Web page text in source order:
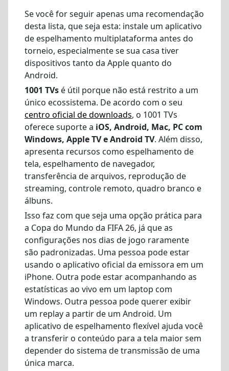
Se você for seguir apenas uma recomendação
desta lista, que seja esta: instale um aplicativo
de espelhamento multiplataforma antes do
torneio, especialmente se sua casa tiver
dispositivos tanto da Apple quanto do
Android.
1001 TVs é útil porque não está restrito a um
único ecossistema. De acordo com o seu
centro oficial de downloads, o 1001 TVs
oferece suporte a iOS, Android, Mac, PC com
Windows, Apple TV e Android TV. Além disso,
apresenta recursos como espelhamento de
tela, espelhamento de navegador,
transferência de arquivos, reprodução de
streaming, controle remoto, quadro branco e
álbuns.
Isso faz com que seja uma opção prática para
a Copa do Mundo da FIFA 26, já que as
configurações nos dias de jogo raramente
são padronizadas. Uma pessoa pode estar
usando o aplicativo oficial da emissora em um
iPhone. Outra pode estar acompanhando as
estatísticas ao vivo em um laptop com
Windows. Outra pessoa pode querer exibir
um replay a partir de um Android. Um
aplicativo de espelhamento flexível ajuda você
a transferir o conteúdo para a tela maior sem
depender do sistema de transmissão de uma
única marca.